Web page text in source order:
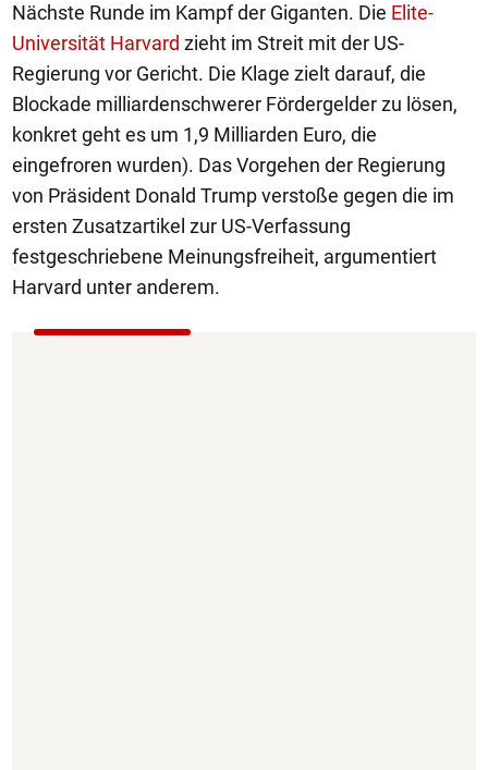
Nächste Runde im Kampf der Giganten. Die Elite-
Universität Harvard zieht im Streit mit der US-
Regierung vor Gericht. Die Klage zielt darauf, die
Blockade milliardenschwerer Fördergelder zu lösen,
konkret geht es um 1,9 Milliarden Euro, die
eingefroren wurden). Das Vorgehen der Regierung
von Präsident Donald Trump verstoße gegen die im
ersten Zusatzartikel zur US-Verfassung
festgeschriebene Meinungsfreiheit, argumentiert
Harvard unter anderem.